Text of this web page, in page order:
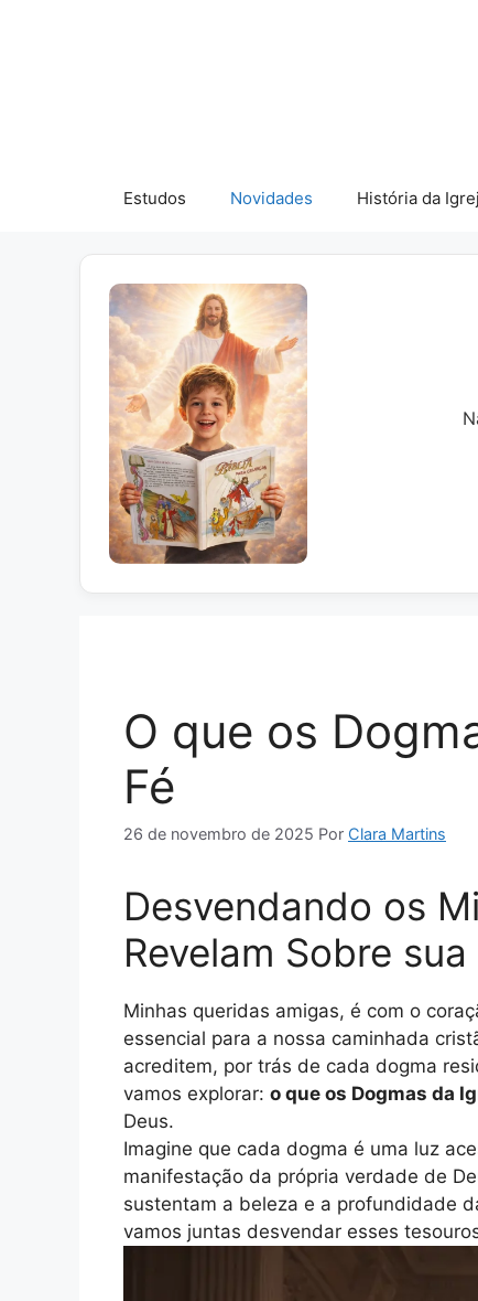
Estudos Novidades História da
O que os
Fé
26 de novembro de 2025 Por Clara Martins
Desvendando os
Revelam Sobre sua
Minhas queridas amigas, é com o
essencial para a nossa caminhada
acreditem, por trás de cada dogma
vamos explorar: o que os Dogmas da
Deus.
Imagine que cada dogma é uma luz
manifestação da própria verdade de
sustentam a beleza e a profundidade
vamos juntas desvendar esses